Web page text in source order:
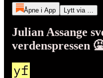
Åpne i App Lytt via …
Julian Assange
verdenspressen